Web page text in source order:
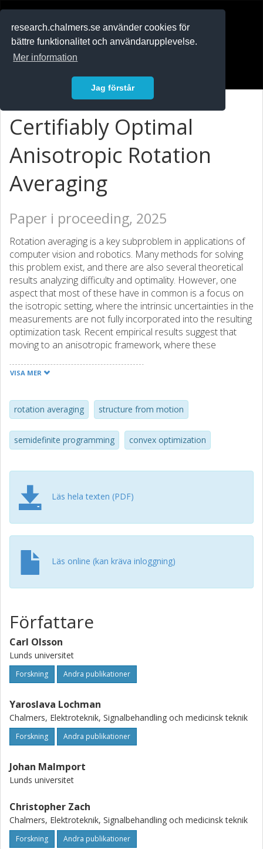
research.chalmers.se använder cookies för
bättre funktionalitet och användarupplevelse.
Mer information
Jag förstår
Certifiably Optimal
Anisotropic Rotation
Averaging
Paper i proceeding, 2025
Rotation averaging is a key subproblem in applications of
computer vision and robotics. Many methods for solving
this problem exist, and there are also several theoretical
results analyzing difficulty and optimality. However, one
aspect that most of these have in common is a focus on
the isotropic setting, where the intrinsic uncertainties in the
measurements are not fully incorporated into the resulting
optimization task. Recent empirical results suggest that
moving to an anisotropic framework, where these
improvement of solution quality. However, global
anisotropic costs can be incorporated in certifiably optimal
rotation averaging. We also demonstrate how existing
solvers, designed for isotropic situations, fail in the
anisotropic setting. Finally, we propose a stronger
optima in all tested datasets and leads to more accurate
reconstructions in almost all scenes.
VISA MER
rotation averaging structure from motion
semidefinite programming convex optimization
Läs hela texten (PDF)
Läs online (kan kräva inloggning)
Författare
Carl Olsson
Lunds universitet
Forskning Andra publikationer
Yaroslava Lochman
Chalmers, Elektroteknik, Signalbehandling och medicinsk teknik
Forskning Andra publikationer
Johan Malmport
Lunds universitet
Christopher Zach
Chalmers, Elektroteknik, Signalbehandling och medicinsk teknik
Forskning Andra publikationer